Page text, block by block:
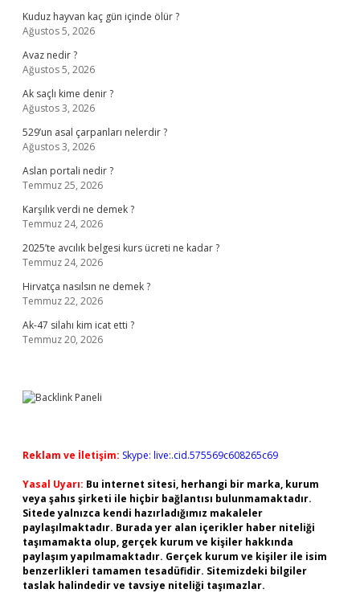
Kuduz hayvan kaç gün içinde ölür ?
Ağustos 5, 2026
Avaz nedir ?
Ağustos 5, 2026
Ak saçlı kime denir ?
Ağustos 3, 2026
529’un asal çarpanları nelerdir ?
Ağustos 3, 2026
Aslan portali nedir ?
Temmuz 25, 2026
Karşılık verdi ne demek ?
Temmuz 24, 2026
2025’te avcılık belgesi kurs ücreti ne kadar ?
Temmuz 24, 2026
Hirvatça nasılsın ne demek ?
Temmuz 22, 2026
Ak-47 silahı kim icat etti ?
Temmuz 20, 2026
Reklam ve İletişim: Skype: live:.cid.575569c608265c69
Yasal Uyarı: Bu internet sitesi, herhangi bir marka, kurum
veya şahıs şirketi ile hiçbir bağlantısı bulunmamaktadır.
Sitede yalnızca kendi hazırladığımız makaleler
paylaşılmaktadır. Burada yer alan içerikler haber niteliği
taşımamakta olup, gerçek kurum ve kişiler hakkında
paylaşım yapılmamaktadır. Gerçek kurum ve kişiler ile isim
benzerlikleri tamamen tesadüfidir. Sitemizdeki bilgiler
taslak halindedir ve tavsiye niteliği taşımazlar.